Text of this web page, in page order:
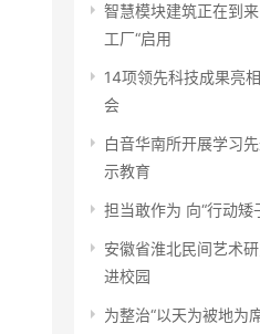
智慧模块建筑正在到
工厂“启用
14项领先科技成果亮
会
白音华南所开展学习
示教育
担当敢作为 向“行动矮
安徽省淮北民间艺术
进校园
为整治“以天为被地为